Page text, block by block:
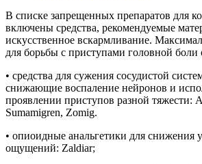
В списке запрещенных препаратов для
включены средства, рекомендуемые
искусственное вскармливание.
для борьбы с приступами головной боли
• средства для сужения сосудистой
снижающие воспаление нейронов и
проявлении приступов разной тяжести:
Sumamigren, Zomig.
• опиоидные анальгетики для снижения
ощущений: Zaldiar;